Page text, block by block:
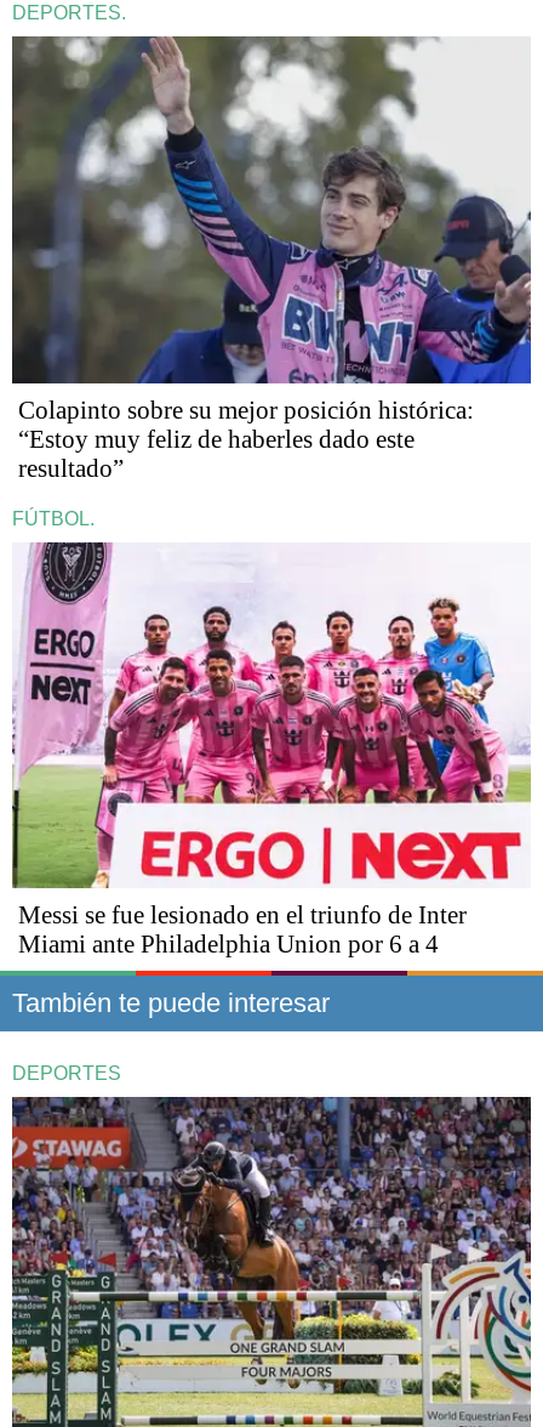
DEPORTES.
Colapinto sobre su mejor posición histórica:
“Estoy muy feliz de haberles dado este
resultado”
FÚTBOL.
Messi se fue lesionado en el triunfo de Inter
Miami ante Philadelphia Union por 6 a 4
También te puede interesar
DEPORTES